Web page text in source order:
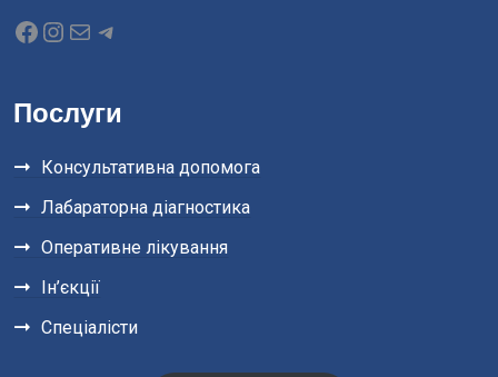
Послуги
Консультативна допомога
Лабараторна діагностика
Оперативне лікування
Ін’єкції
Спеціалісти